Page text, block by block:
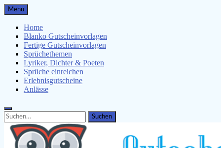
Skip
to
content
Menu
Home
Blanko Gutscheinvorlagen
Fertige Gutscheinvorlagen
Sprüchethemen
Lyriker, Dichter & Poeten
Sprüche einreichen
Erlebnisgutscheine
Anlässe
Search
for:
Search